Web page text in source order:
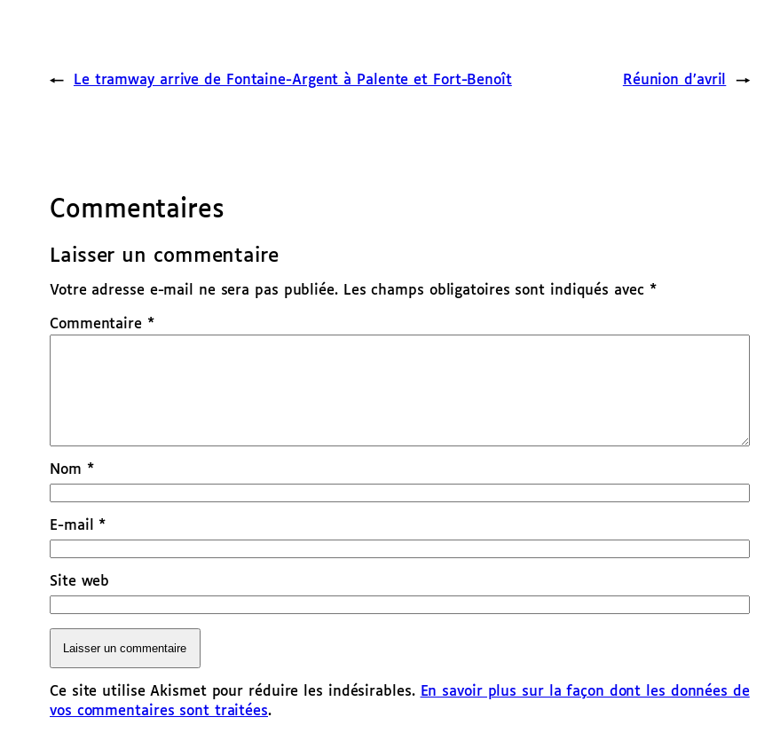
← Le tramway arrive de Fontaine-Argent à Palente et Fort-Benoît Réunion d’avril →
Commentaires
Laisser un commentaire
Votre adresse e-mail ne sera pas publiée. Les champs obligatoires sont indiqués avec *
Commentaire *
Nom *
E-mail *
Site web
Ce site utilise Akismet pour réduire les indésirables. En savoir plus sur la façon dont les données de
vos commentaires sont traitées.